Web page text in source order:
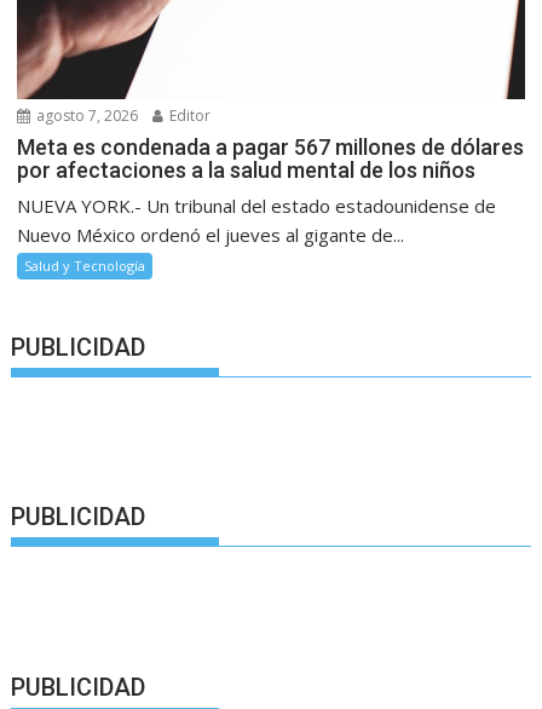
agosto 7, 2026 Editor
Meta es condenada a pagar 567 millones de dólares
por afectaciones a la salud mental de los niños
NUEVA YORK.- Un tribunal del estado estadounidense de
Nuevo México ordenó el jueves al gigante de...
Salud y Tecnología
PUBLICIDAD
PUBLICIDAD
PUBLICIDAD